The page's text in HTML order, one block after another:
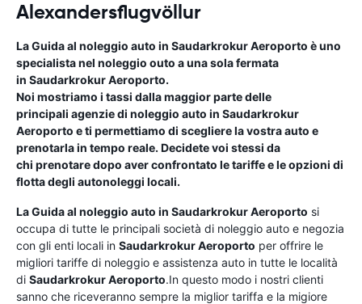
Alexandersflugvöllur
La Guida al noleggio auto in Saudarkrokur Aeroporto è uno
specialista nel noleggio outo a una sola fermata
in Saudarkrokur Aeroporto.
Noi mostriamo i tassi dalla maggior parte delle
principali agenzie di noleggio auto in Saudarkrokur
Aeroporto e ti permettiamo di scegliere la vostra auto e
prenotarla in tempo reale. Decidete voi stessi da
chi prenotare dopo aver confrontato le tariffe e le opzioni di
flotta degli autonoleggi locali.
La Guida al noleggio auto in Saudarkrokur Aeroporto si
occupa di tutte le principali società di noleggio auto e negozia
con gli enti locali in Saudarkrokur Aeroporto per offrire le
migliori tariffe di noleggio e assistenza auto in tutte le località
di Saudarkrokur Aeroporto.In questo modo i nostri clienti
sanno che riceveranno sempre la miglior tariffa e la migiore